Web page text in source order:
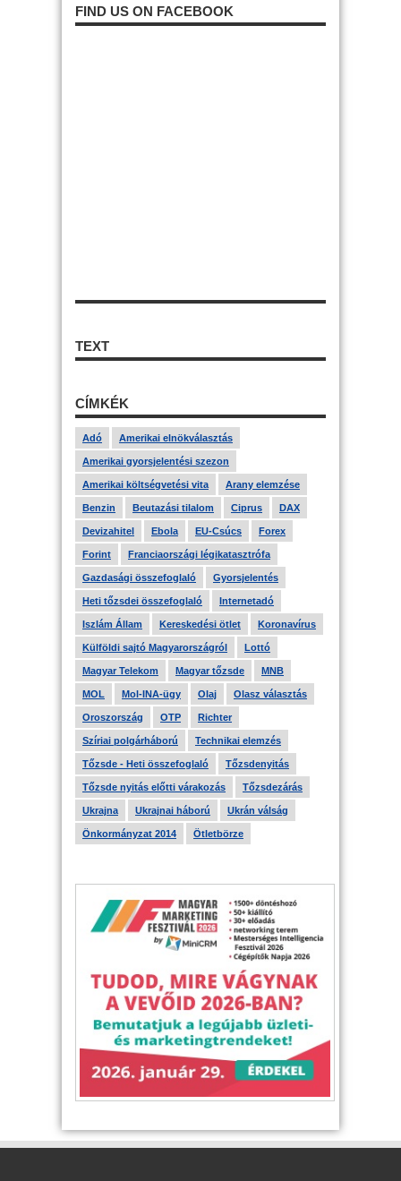
FIND US ON FACEBOOK
TEXT
CÍMKÉK
Adó Amerikai elnökválasztás
Amerikai gyorsjelentési szezon
Amerikai költségvetési vita Arany elemzése
Benzin Beutazási tilalom Ciprus DAX
Devizahitel Ebola EU-Csúcs Forex
Forint Franciaországi légikatasztrófa
Gazdasági összefoglaló Gyorsjelentés
Heti tőzsdei összefoglaló Internetadó
Iszlám Állam Kereskedési ötlet Koronavírus
Külföldi sajtó Magyarországról Lottó
Magyar Telekom Magyar tőzsde MNB
MOL Mol-INA-ügy Olaj Olasz választás
Oroszország OTP Richter
Szíriai polgárháború Technikai elemzés
Tőzsde - Heti összefoglaló Tőzsdenyitás
Tőzsde nyitás előtti várakozás Tőzsdezárás
Ukrajna Ukrajnai háború Ukrán válság
Önkormányzat 2014 Ötletbörze